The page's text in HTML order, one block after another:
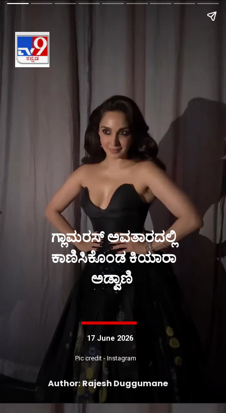
Pic credit - Instagram
Author: Rajesh Duggumane
ಗ್ಲಾಮರಸ್ ಅವತಾರದಲ್ಲಿ
ಕಾಣಿಸಿಕೊಂಡ ಕಿಯಾರಾ
ಅಡ್ವಾಣಿ
17 June 2026